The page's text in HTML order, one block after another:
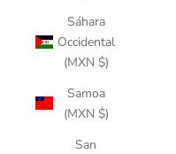
Sáhara
Occidental
(MXN $)
Samoa
(MXN $)
San